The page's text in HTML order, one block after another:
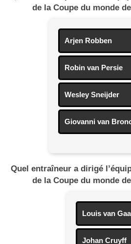
de la Coupe du monde
Arjen Robben
Robin van Persie
Wesley Sneijder
Giovanni van
Quel entraîneur a dirigé
de la Coupe du monde
Louis van
Johan Cruyff